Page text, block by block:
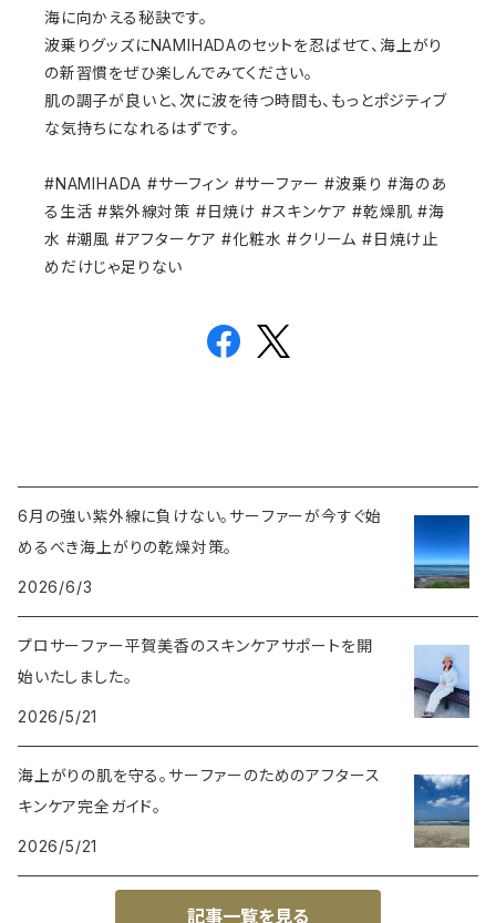
海に向かえる秘訣です。
波乗りグッズにNAMIHADAのセットを忍ばせて、海上がり
の新習慣をぜひ楽しんでみてください。
肌の調子が良いと、次に波を待つ時間も、もっとポジティブ
な気持ちになれるはずです。
#NAMIHADA #サーフィン #サーファー #波乗り #海のあ
る生活 #紫外線対策 #日焼け #スキンケア #乾燥肌 #海
水 #潮風 #アフターケア #化粧水 #クリーム #日焼け止
めだけじゃ足りない
6月の強い紫外線に負けない。サーファーが今すぐ始
めるべき海上がりの乾燥対策。
2026/6/3
プロサーファー平賀美香のスキンケアサポートを開
始いたしました。
2026/5/21
海上がりの肌を守る。サーファーのためのアフタース
キンケア完全ガイド。
2026/5/21
記事一覧を見る